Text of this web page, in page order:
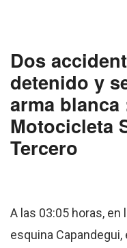
Dos
detenido y
arma blanca
Motocicleta
Tercero
A las 03:05 horas, en
esquina